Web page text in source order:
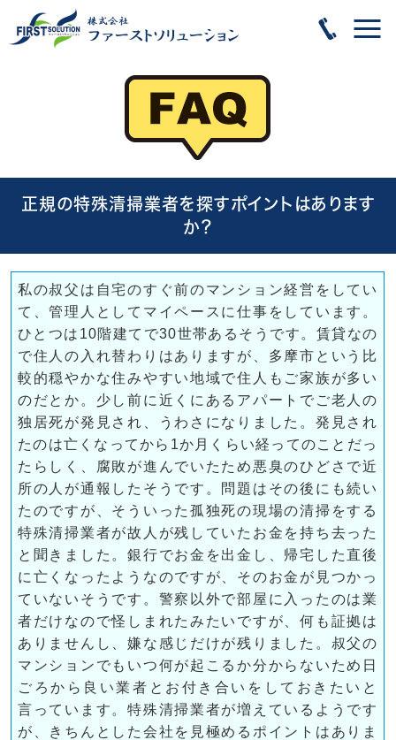
正規の特殊清掃業者を探すポイントはあります
か？
私の叔父は自宅のすぐ前のマンション経営をしてい
て、管理人としてマイペースに仕事をしています。
ひとつは10階建てで30世帯あるそうです。賃貸なの
で住人の入れ替わりはありますが、多摩市という比
較的穏やかな住みやすい地域で住人もご家族が多い
のだとか。少し前に近くにあるアパートでご老人の
独居死が発見され、うわさになりました。発見され
たのは亡くなってから1か月くらい経ってのことだっ
たらしく、腐敗が進んでいたため悪臭のひどさで近
所の人が通報したそうです。問題はその後にも続い
たのですが、そういった孤独死の現場の清掃をする
特殊清掃業者が故人が残していたお金を持ち去った
と聞きました。銀行でお金を出金し、帰宅した直後
に亡くなったようなのですが、そのお金が見つかっ
ていないそうです。警察以外で部屋に入ったのは業
者だけなので怪しまれたみたいですが、何も証拠は
ありませんし、嫌な感じだけが残りました。叔父の
マンションでもいつ何が起こるか分からないため日
ごろから良い業者とお付き合いをしておきたいと
言っています。特殊清掃業者が増えているようです
が、きちんとした会社を見極めるポイントはありま